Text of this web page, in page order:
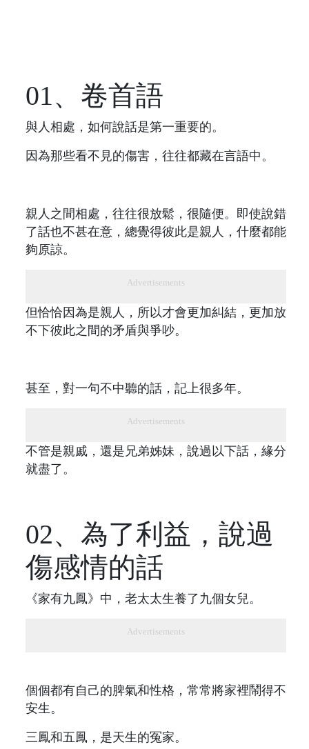
01、卷首語
與人相處，如何說話是第一重要的。
因為那些看不見的傷害，往往都藏在言語中。
親人之間相處，往往很放鬆，很隨便。即使說錯
了話也不甚在意，總覺得彼此是親人，什麼都能
夠原諒。
Advertisements
但恰恰因為是親人，所以才會更加糾結，更加放
不下彼此之間的矛盾與爭吵。
甚至，對一句不中聽的話，記上很多年。
Advertisements
不管是親戚，還是兄弟姊妹，說過以下話，緣分
就盡了。
02、為了利益，說過
傷感情的話
《家有九鳳》中，老太太生養了九個女兒。
Advertisements
個個都有自己的脾氣和性格，常常將家裡鬧得不
安生。
三鳳和五鳳，是天生的冤家。